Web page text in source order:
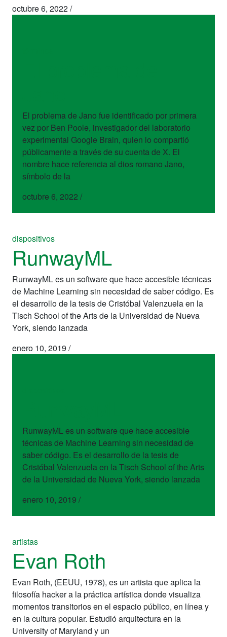
octubre 6, 2022/
El problema de Jano fue identificado por primera
vez por Ben Poole, investigador del laboratorio
experimental Google Brain, quien lo compartió
públicamente a través de su cuenta de X. El
nombre hace referencia al dios romano Jano,
símbolo de la
octubre 6, 2022 /
dispositivos
RunwayML
RunwayML es un software que hace accesible técnicas
de Machine Learning sin necesidad de saber código. Es
el desarrollo de la tesis de Cristóbal Valenzuela en la
Tisch School of the Arts de la Universidad de Nueva
York, siendo lanzada
enero 10, 2019 /
RunwayML es un software que hace accesible
técnicas de Machine Learning sin necesidad de
saber código. Es el desarrollo de la tesis de
Cristóbal Valenzuela en la Tisch School of the Arts
de la Universidad de Nueva York, siendo lanzada
enero 10, 2019 /
artistas
Evan Roth
Evan Roth, (EEUU, 1978), es un artista que aplica la
filosofía hacker a la práctica artística donde visualiza
momentos transitorios en el espacio público, en línea y
en la cultura popular. Estudió arquitectura en la
University of Maryland y un